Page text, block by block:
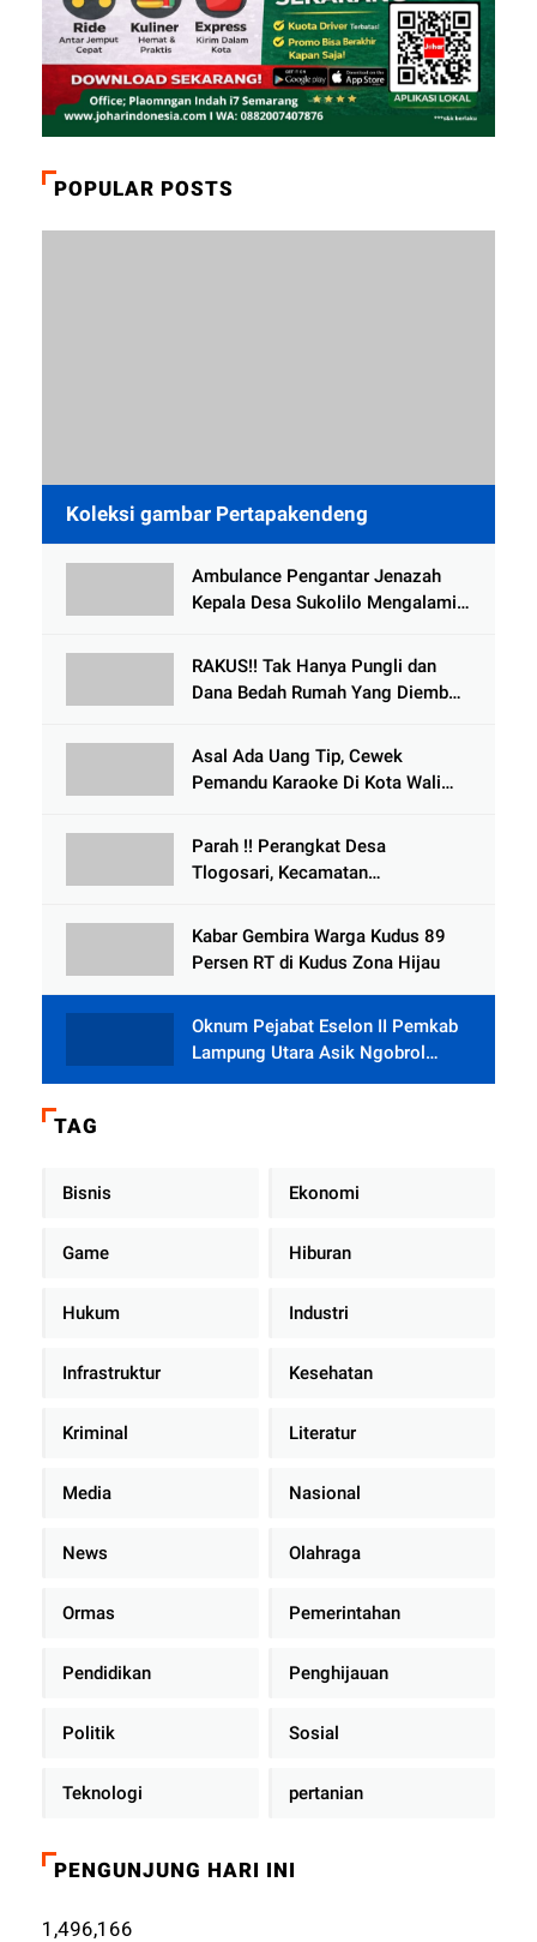
POPULAR POSTS
Koleksi gambar Pertapakendeng
Ambulance Pengantar Jenazah
Kepala Desa Sukolilo Mengalami
Meninggal Dunia
RAKUS!! Tak Hanya Pungli dan
Dana Bedah Rumah Yang Diembat,
Tlogowungu, di Duga
Selewengkan Bantuan Mushola
Asal Ada Uang Tip, Cewek
Pemandu Karaoke Di Kota Wali
Parah !! Perangkat Desa
Tlogosari, Kecamatan
Rumah dari BAZNAS
Kabar Gembira Warga Kudus 89
Persen RT di Kudus Zona Hijau
Oknum Pejabat Eselon II Pemkab
Lampung Utara Asik Ngobrol
Dengan Teman Kencan Wanitanya
TAG
Bisnis Ekonomi
Game Hiburan
Hukum Industri
Infrastruktur Kesehatan
Kriminal Literatur
Media Nasional
News Olahraga
Ormas Pemerintahan
Pendidikan Penghijauan
Politik Sosial
Teknologi pertanian
PENGUNJUNG HARI INI
1,496,166